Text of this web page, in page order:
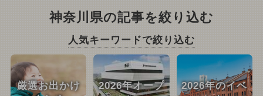
神奈川県の記事を絞り込む
人気キーワードで絞り込む
厳選お出かけ
2026年オープ
2026年のイベ